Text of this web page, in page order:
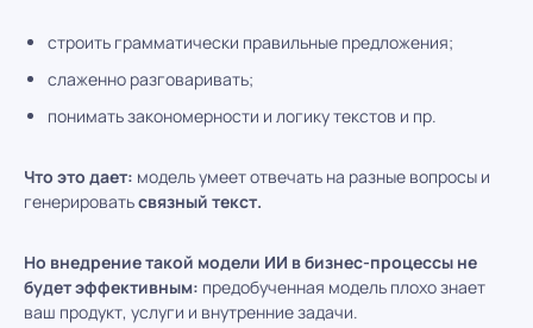
строить грамматически правильные предложения;
слаженно разговаривать;
понимать закономерности и логику текстов и пр.
Что это дает: модель умеет отвечать на разные вопросы и
генерироватьсвязный текст.
Но внедрение такой модели ИИ в бизнес-процессы не
будет эффективным: предобученная модель плохо знает
ваш продукт, услуги и внутренние задачи.